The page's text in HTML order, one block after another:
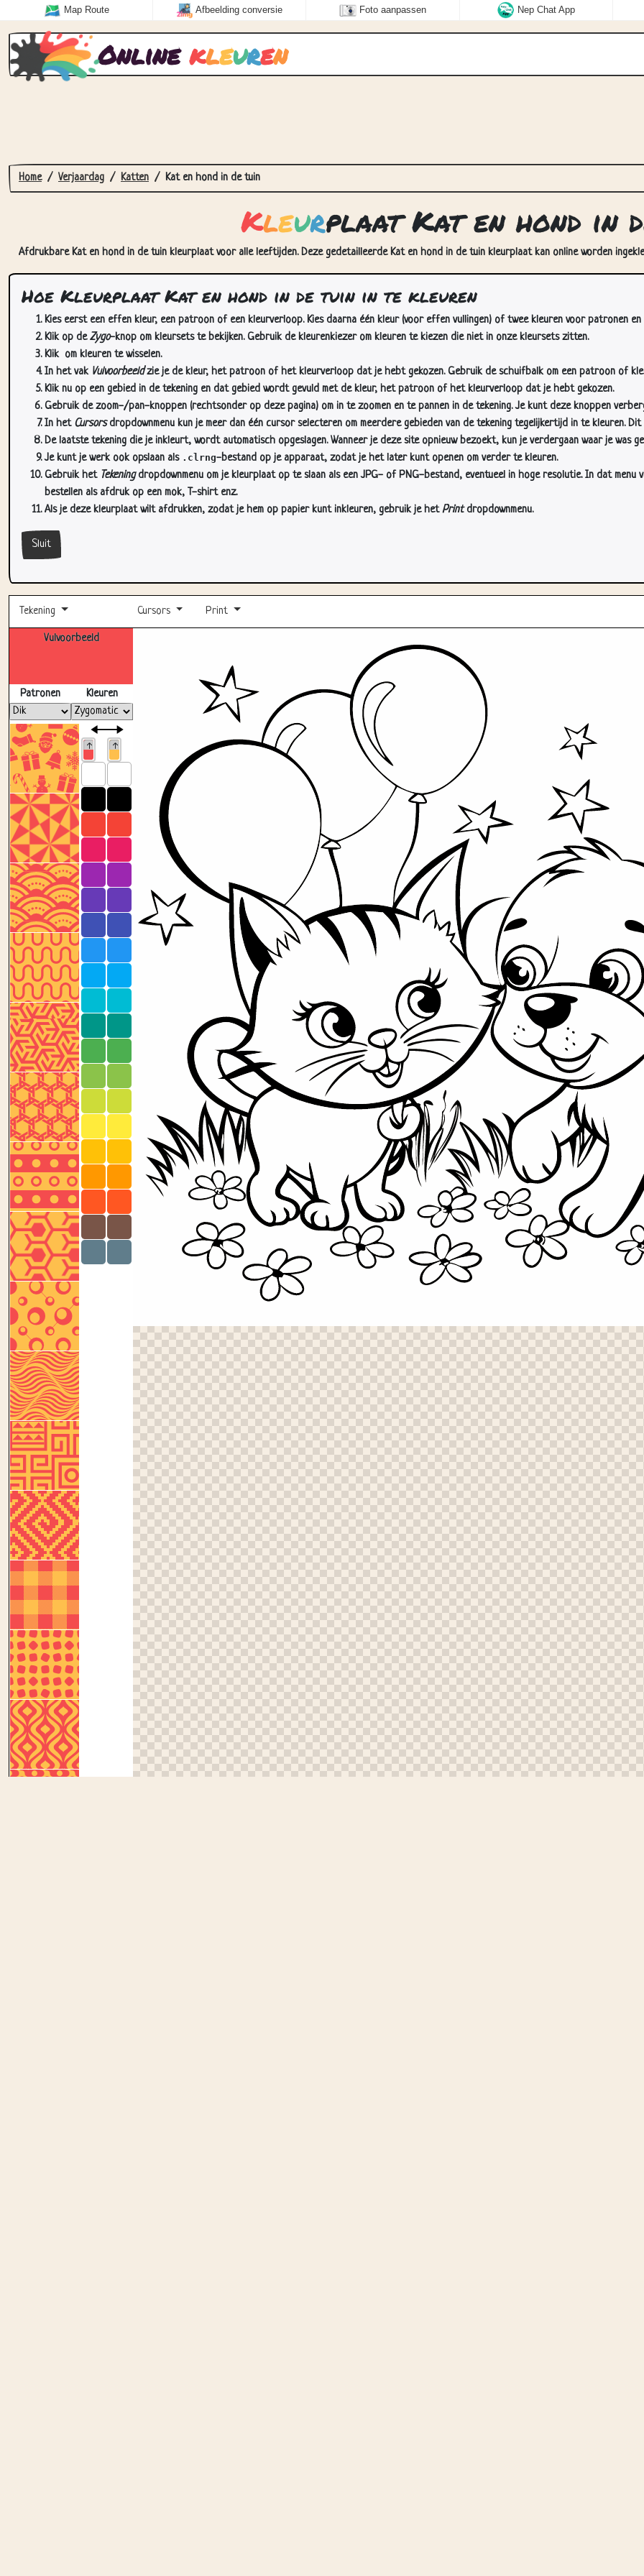
Map Route Afbeelding conversie Foto aanpassen Nep Chat App
Online kleuren
Home Verjaardag Katten Kat en hond in de tuin
Kleurplaat Kat en hond in
Afdrukbare Kat en hond in de tuin kleurplaat voor alle leeftijden. Deze gedetailleerde Kat en hond in de tuin kleurplaat kan online worden
Hoe Kleurplaat Kat en hond in de tuin in te kleuren
Kies eerst een effen kleur, een patroon of een kleurverloop. Kies daarna één kleur (voor effen vullingen) of twee kleuren voor patronen en
Klik op deZygo-knop om kleursets te bekijken. Gebruik de kleurenkiezer om kleuren te kiezen die niet in onze kleursets zitten.
Klik om kleuren te wisselen.
In het vak Vulvoorbeeldzie je de kleur, het patroon of het kleurverloop dat je hebt gekozen. Gebruik de schuifbalk om een patroon of
Klik nu op een gebied in de tekening en dat gebied wordt gevuld met de kleur, het patroon of het kleurverloop dat je hebt gekozen.
Gebruik de zoom-/pan-knoppen (rechtsonder op deze pagina) om in te zoomen en te pannen in de tekening. Je kunt deze knoppen
In het Cursorsdropdownmenu kun je meer dan één cursor selecteren om meerdere gebieden van de tekening tegelijkertijd in te kleuren. Dit
De laatste tekening die je inkleurt, wordt automatisch opgeslagen. Wanneer je deze site opnieuw bezoekt, kun je verdergaan waar je was
Je kunt je werk ook opslaan als .clrng-bestand op je apparaat, zodat je het later kunt openen om verder te kleuren.
Gebruik het Tekeningdropdownmenu om je kleurplaat op te slaan als een JPG- of PNG-bestand, eventueel in hoge resolutie. In dat
bestellen als afdruk op een mok, T-shirt enz.
Als je deze kleurplaat wilt afdrukken, zodat je hem op papier kunt inkleuren, gebruik je hetPrintdropdownmenu.
Sluit
Tekening Cursors Print
Vulvoorbeeld
Patronen Kleuren